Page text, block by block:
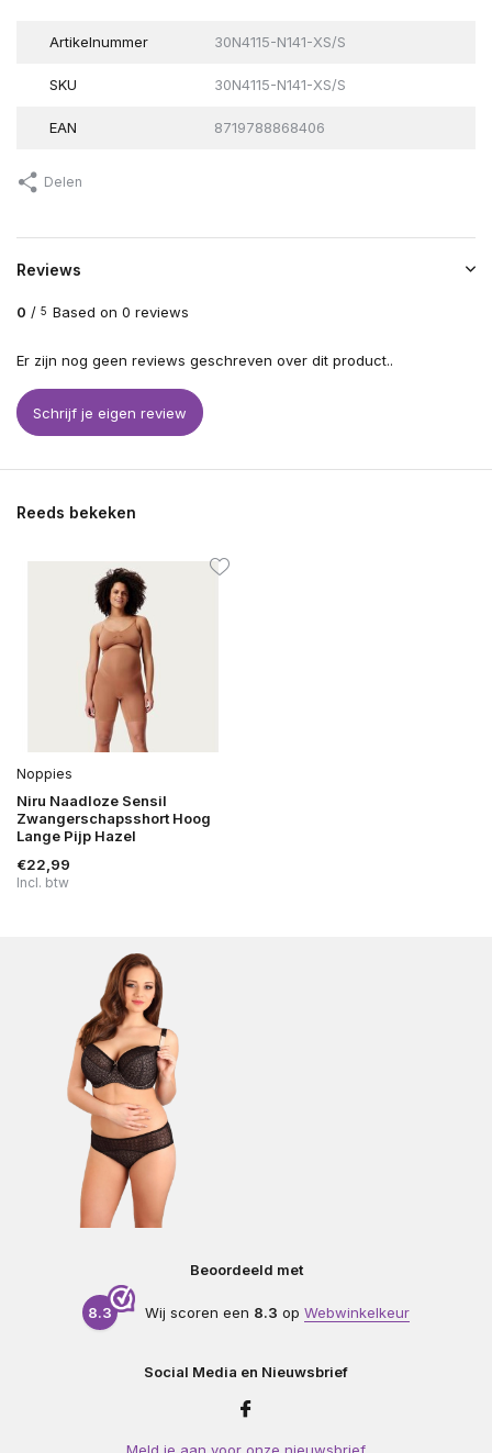
Artikelnummer 30N4115-N141-XS/S
SKU 30N4115-N141-XS/S
EAN 8719788868406
Delen
Reviews
0 / 5 Based on 0 reviews
Er zijn nog geen reviews geschreven over dit product..
Schrijf je eigen review
Reeds bekeken
Noppies
Niru Naadloze Sensil
Zwangerschapsshort Hoog
Lange Pijp Hazel
€22,99
Incl. btw
Beoordeeld met
8.3 Wij scoren een 8.3 op Webwinkelkeur
Social Media en Nieuwsbrief